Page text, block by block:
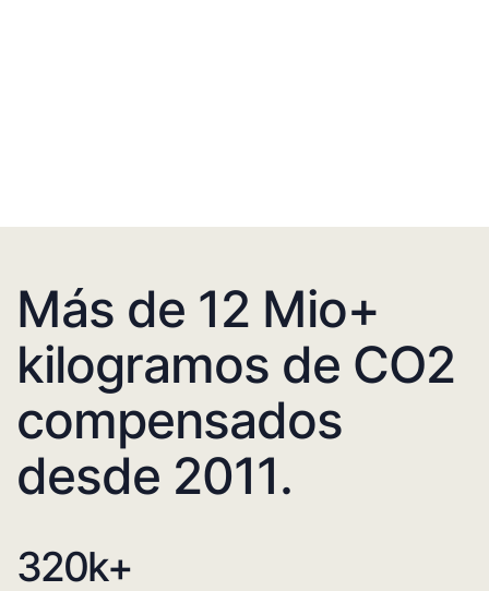
Más de 12 Mio+
kilogramos de CO2
compensados
desde 2011.
320k+